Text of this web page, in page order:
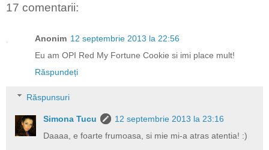
17 comentarii:
Anonim 12 septembrie 2013 la 22:56
Eu am OPI Red My Fortune Cookie si imi place mult!
Răspundeți
Răspunsuri
Simona Tucu
12 septembrie 2013 la 23:16
Daaaa, e foarte frumoasa, si mie mi-a atras atentia! :)